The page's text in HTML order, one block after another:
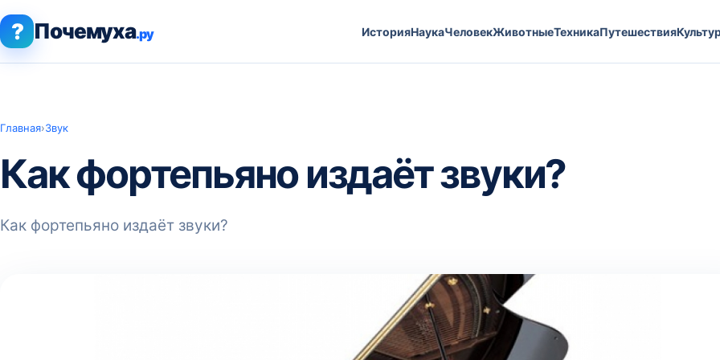
? Почемуха.ру ИсторияНаукаЧеловекЖивотныеТехникаПутешествия
Главная›Звук
Как фортепьяно издаёт звуки?
Как фортепьяно издаёт звуки?